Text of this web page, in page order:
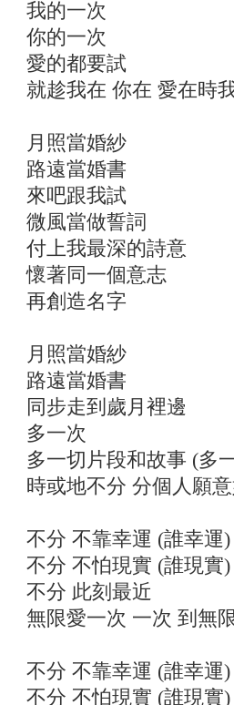
我的一次
你的一次
愛的都要試
就趁我在 你在 愛在時
月照當婚紗
路遠當婚書
來吧跟我試
微風當做
付上我最深的詩意
懷著同一個意志
再創造
月照當婚紗
路遠當婚書
同步走到歲月裡邊
多一次
多一切片段和故事 (
時或地不分 分個人願
不分 不靠幸運 (誰幸運)
不分 不怕現實 (誰現實)
不分 此刻最近
無限愛一次 一次 到無
不分 不靠幸運 (誰幸運)
不分 不怕現實 (誰現實)